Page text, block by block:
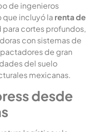
de ingenieros
incluyó la renta de
cortes profundos,
con sistemas de
de gran
del suelo
mexicanas.
desde